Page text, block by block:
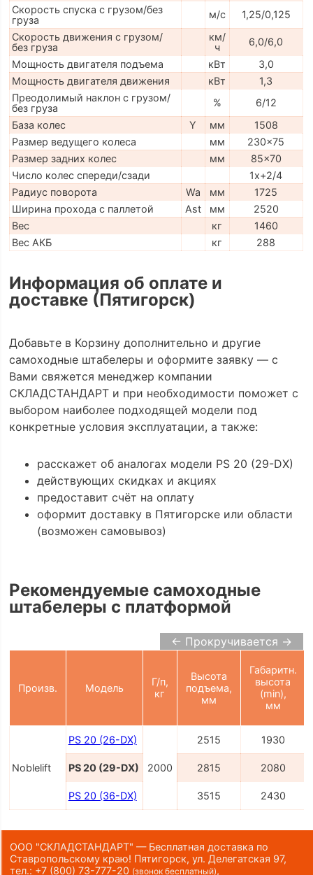
Скорость спуска с грузом/без
груза
м/с
1,25/0,125
Скорость движения с грузом/
без груза
км/
ч
6,0/6,0
Мощность двигателя подъема
кВт
3,0
Мощность двигателя движения
кВт
1,3
Преодолимый наклон с грузом/
без груза
%
6/12
База колес
Y мм
1508
Размер ведущего колеса
мм
230x75
Размер задних колес
мм
85x70
Число колес спереди/сзади
1x+2/4
Радиус поворота
Wa мм
1725
Ширина прохода с паллетой
Ast мм
2520
Вес
кг
1460
Вес АКБ
кг 288
Информация об оплате и
доставке (Пятигорск)
Добавьте в Корзину дополнительно и другие
самоходные штабелеры и оформите заявку — с
Вами свяжется менеджер компании
СКЛАДСТАНДАРТ и при необходимости поможет с
выбором наиболее подходящей модели под
конкретные условия эксплуатации, а также:
расскажет об аналогах модели PS 20 (29-DX)
действующих скидках и акциях
предоставит счёт на оплату
оформит доставку в Пятигорске или области
(возможен самовывоз)
Рекомендуемые самоходные
штабелеры с платформой
← Прокручивается →
Произв. Модель
Г/п,
кг
Высота
подъема,
мм
Габаритн.
высота
(min),
мм
Noblelift
PS 20 (26-DX)
2000
2515 1930
PS 20 (29-DX) 2815 2080
PS 20 (36-DX) 3515 2430
ООО "СКЛАДСТАНДАРТ" — Бесплатная доставка по
Ставропольскому краю! Пятигорск, ул. Делегатская 97,
тел.: +7 (800) 73-777-20 (звонок бесплатный),